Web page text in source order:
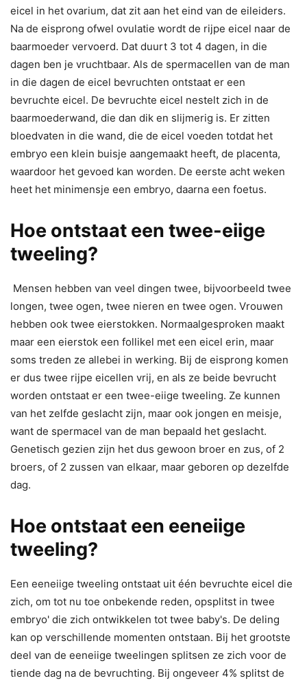
eicel in het ovarium, dat zit aan het eind van de eileiders.
Na de eisprong ofwel ovulatie wordt de rijpe eicel naar de
baarmoeder vervoerd. Dat duurt 3 tot 4 dagen, in die
dagen ben je vruchtbaar. Als de spermacellen van de man
in die dagen de eicel bevruchten ontstaat er een
bevruchte eicel. De bevruchte eicel nestelt zich in de
baarmoederwand, die dan dik en slijmerig is. Er zitten
bloedvaten in die wand, die de eicel voeden totdat het
embryo een klein buisje aangemaakt heeft, de placenta,
waardoor het gevoed kan worden. De eerste acht weken
heet het minimensje een embryo, daarna een foetus.
Hoe ontstaat een twee-eiige
tweeling?
Mensen hebben van veel dingen twee, bijvoorbeeld twee
longen, twee ogen, twee nieren en twee ogen. Vrouwen
hebben ook twee eierstokken. Normaalgesproken maakt
maar een eierstok een follikel met een eicel erin, maar
soms treden ze allebei in werking. Bij de eisprong komen
er dus twee rijpe eicellen vrij, en als ze beide bevrucht
worden ontstaat er een twee-eiige tweeling. Ze kunnen
van het zelfde geslacht zijn, maar ook jongen en meisje,
want de spermacel van de man bepaald het geslacht.
Genetisch gezien zijn het dus gewoon broer en zus, of 2
broers, of 2 zussen van elkaar, maar geboren op dezelfde
dag.
Hoe ontstaat een eeneiige
tweeling?
Een eeneiige tweeling ontstaat uit één bevruchte eicel die
zich, om tot nu toe onbekende reden, opsplitst in twee
embryo' die zich ontwikkelen tot twee baby's. De deling
kan op verschillende momenten ontstaan. Bij het grootste
deel van de eeneiige tweelingen splitsen ze zich voor de
tiende dag na de bevruchting. Bij ongeveer 4% splitst de